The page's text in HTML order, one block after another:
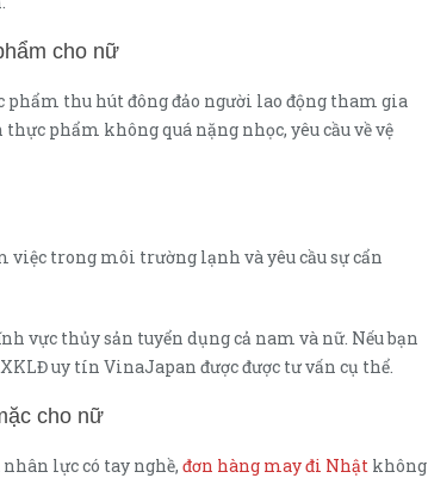
cho nữ
phẩm thu hút đông đảo người lao động tham gia
phẩm không quá nặng nhọc, yêu cầu về vệ
việc trong môi trường lạnh và yêu cầu sự cẩn
vực thủy sản tuyển dụng cả nam và nữ. Nếu bạn
uy tín VinaJapan được được tư vấn cụ thể.
cho nữ
lực có tay nghề, đơn hàng may đi Nhật không